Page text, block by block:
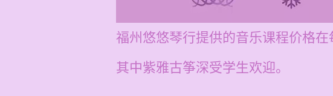
福州悠悠琴行提供的音乐课程价格
其中紫雅古筝深受学生欢迎。